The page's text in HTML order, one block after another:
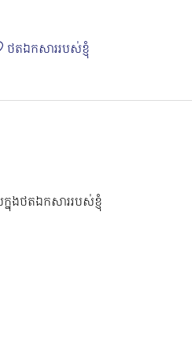
ថតឯកសាររបស់ខ្ញុំ
នុងថតឯកសាររបស់ខ្ញុំ